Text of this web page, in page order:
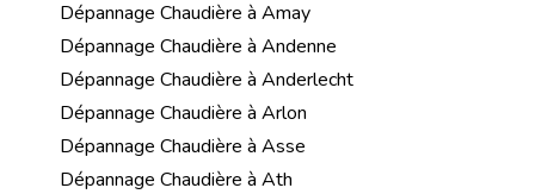
Dépannage Chaudière à Amay
Dépannage Chaudière à Andenne
Dépannage Chaudière à Anderlecht
Dépannage Chaudière à Arlon
Dépannage Chaudière à Asse
Dépannage Chaudière à Ath